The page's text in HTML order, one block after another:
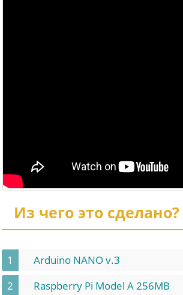
Из чего это сделано?
1 Arduino NANO v.3
2
Raspberry Pi Model A 256MB